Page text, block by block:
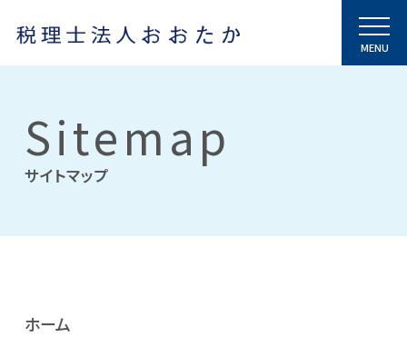
Sitemap
サイトマップ
ホーム